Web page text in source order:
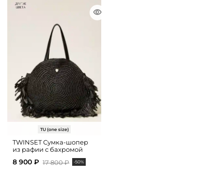
TU (one size)
TWINSET Сумка-шопер
из рафии с бахромой
8 900 ₽ 17 800 ₽ -50%